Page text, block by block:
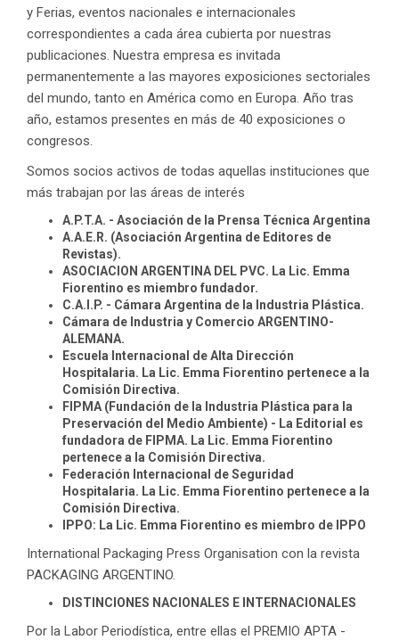
y Ferias, eventos nacionales e internacionales
correspondientes a cada área cubierta por nuestras
publicaciones. Nuestra empresa es invitada
permanentemente a las mayores exposiciones sectoriales
del mundo, tanto en América como en Europa. Año tras
año, estamos presentes en más de 40 exposiciones o
congresos.
Somos socios activos de todas aquellas instituciones que
más trabajan por las áreas de interés
A.P.T.A. - Asociación de la Prensa Técnica Argentina
A.A.E.R. (Asociación Argentina de Editores de
Revistas).
ASOCIACION ARGENTINA DEL PVC. La Lic. Emma
Fiorentino es miembro fundador.
C.A.I.P. - Cámara Argentina de la Industria Plástica.
Cámara de Industria y Comercio ARGENTINO-
ALEMANA.
Escuela Internacional de Alta Dirección
Hospitalaria. La Lic. Emma Fiorentino pertenece a la
Comisión Directiva.
FIPMA (Fundación de la Industria Plástica para la
Preservación del Medio Ambiente) - La Editorial es
fundadora de FIPMA. La Lic. Emma Fiorentino
pertenece a la Comisión Directiva.
Federación Internacional de Seguridad
Hospitalaria. La Lic. Emma Fiorentino pertenece a la
Comisión Directiva.
IPPO: La Lic. Emma Fiorentino es miembro de IPPO
International Packaging Press Organisation con la revista
PACKAGING ARGENTINO.
DISTINCIONES NACIONALES E INTERNACIONALES
Por la Labor Periodística, entre ellas el PREMIO APTA -